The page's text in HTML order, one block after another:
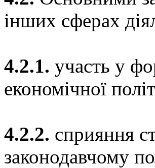
інших сферах
4.2.1. участь у
економічної
4.2.2. сприяння
законодавчому